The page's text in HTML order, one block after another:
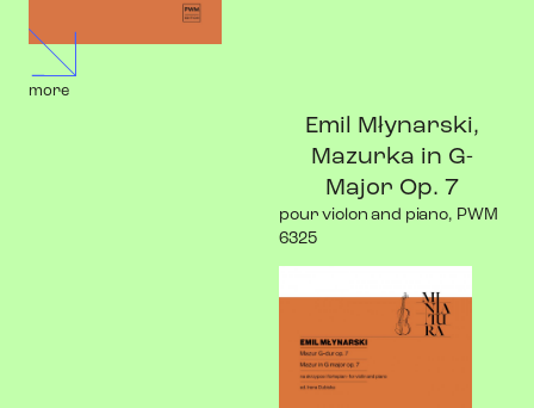
more
Emil Młynarski,
Mazurka in G-
Major Op. 7
pour violon and piano, PWM
6325